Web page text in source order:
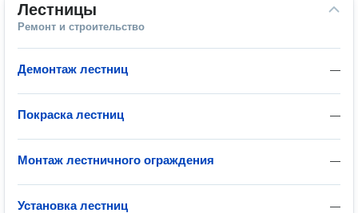
Лестницы
Ремонт и строительство
—
Демонтаж лестниц
—
Покраска лестниц
—
Монтаж лестничного ограждения
—
Установка лестниц